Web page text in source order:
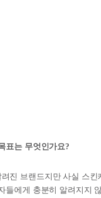
표는 무엇인가요?
진 브랜드지만 사실 스킨
들에게 충분히 알려지지